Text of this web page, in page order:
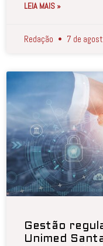
LEIA MAIS »
Redação 7 de
Gestão
Unimed